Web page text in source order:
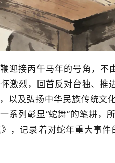
迎接丙午马年的号角，不
激烈，回首反对台独、推
以及弘扬中华民族传统文
系列彰显“蛇舞”的笔耕，
，记录着对蛇年重大事